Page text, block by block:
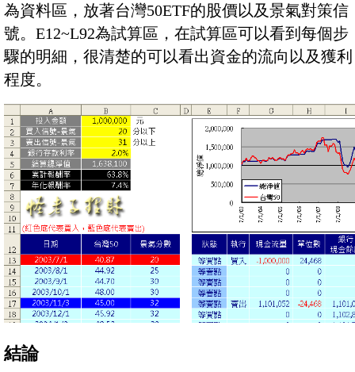
為資料區，放著台灣50ETF的股價以及景氣對策信
號。E12~L92為試算區，在試算區可以看到每個步
驟的明細，很清楚的可以看出資金的流向以及獲利
程度。
結論